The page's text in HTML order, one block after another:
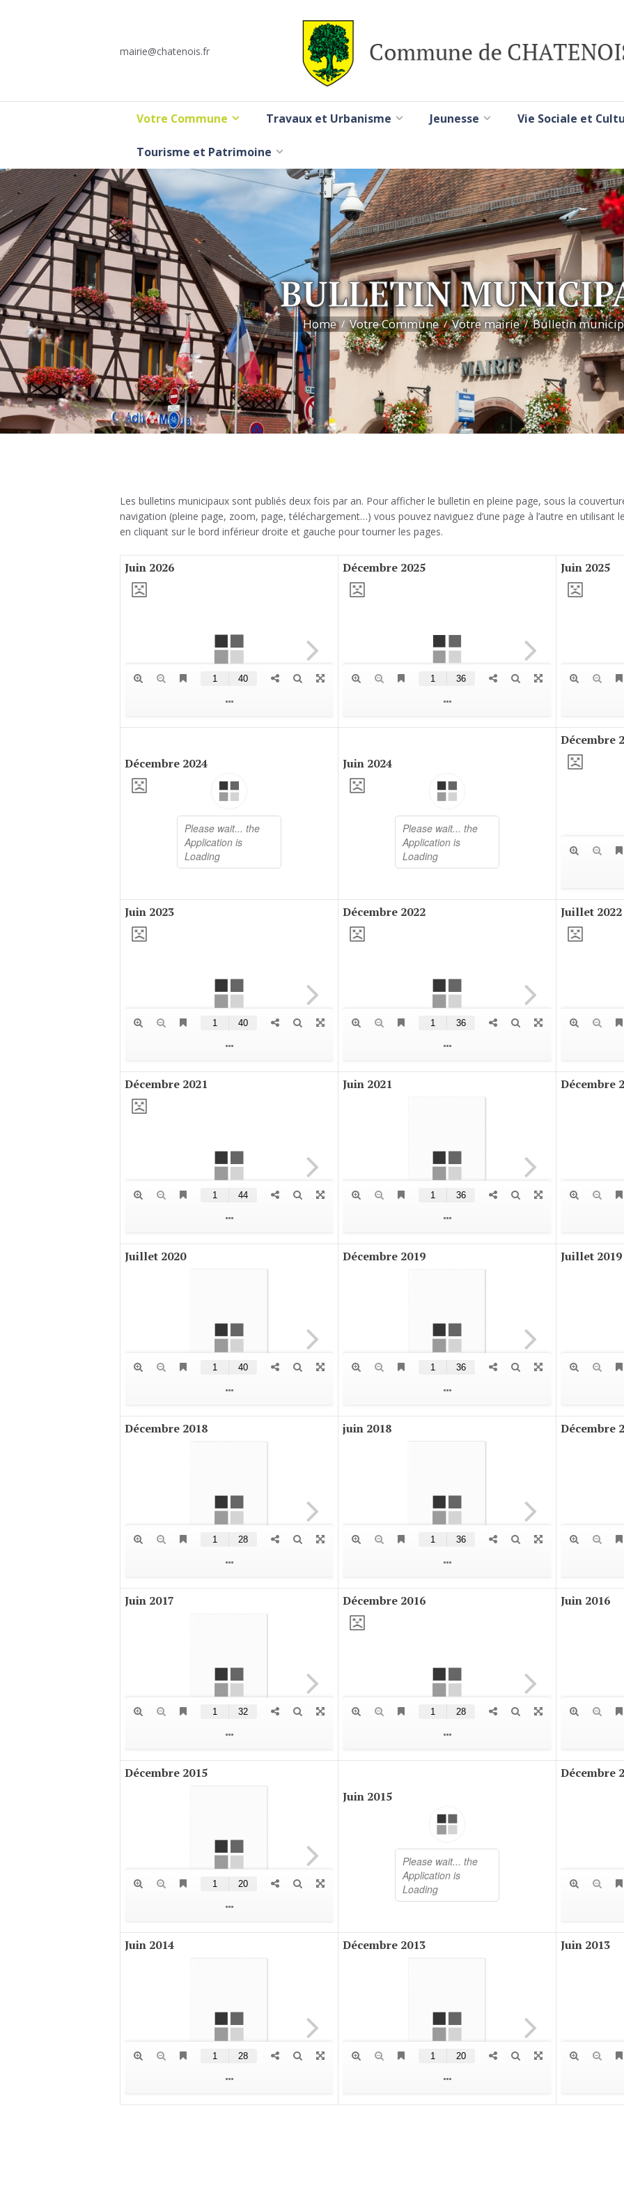
mairie@chatenois.fr
Votre Commune Travaux et Urbanisme Jeunesse Vie Sociale et
Tourisme et Patrimoine
BULLETIN
Home Votre Commune Votre mairie Bulletin
Les bulletins municipaux sont publiés deux fois par an. Pour afficher le bulletin en pleine page, sous la
navigation (pleine page, zoom, page, téléchargement…) vous pouvez naviguez d’une page à l’autre en utilisant
en cliquant sur le bord inférieur droite et gauche pour tourner les pages.
Juin 2026 Décembre 2025 Juin 2025
Juin 2024
Décembre
Juin 2023 Décembre 2022 Juillet 2022
Décembre 2021 Juin 2021 Décembre
Juillet 2020 Décembre 2019 Juillet 2019
Décembre 2018 juin 2018 Décembre
Juin 2017 Décembre 2016 Juin 2016
Décembre 2015
Juin 2015
Décembre
Juin 2014 Décembre 2013 Juin 2013